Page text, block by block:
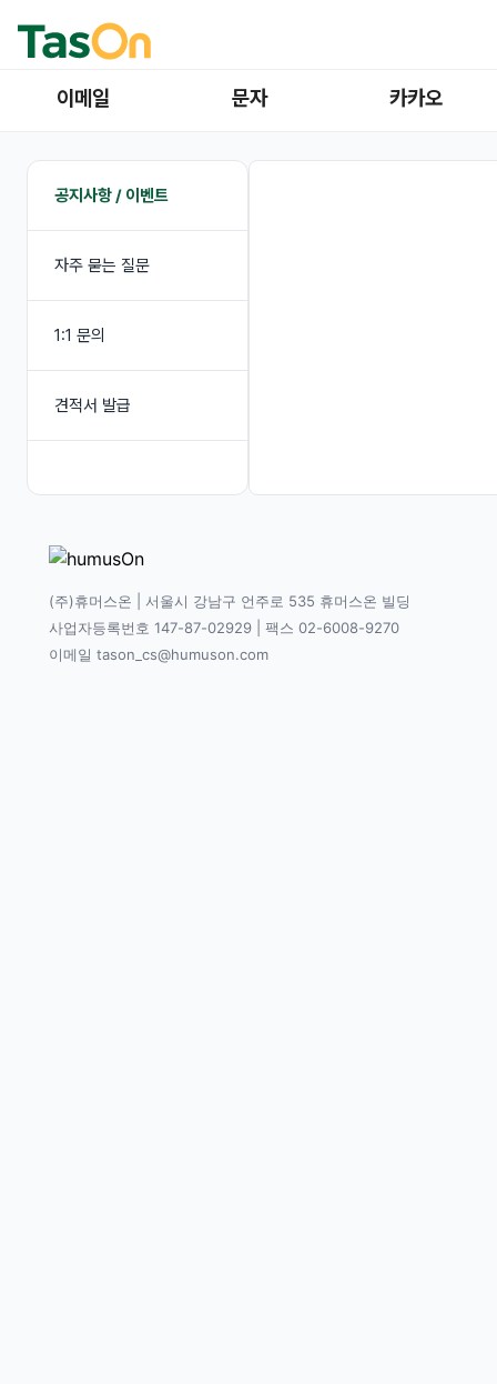
이메일 문자 카카오
공지사항 / 이벤트
자주 묻는 질문
1:1 문의
견적서 발급
(주)휴머스온 | 서울시 강남구 언주로 535 휴머스온 빌딩
사업자등록번호 147-87-02929 | 팩스 02-6008-9270
이메일 tason_cs@humuson.com